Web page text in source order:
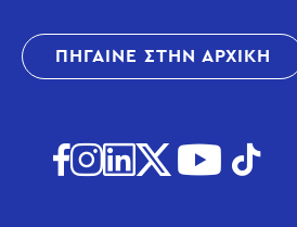
ΠΗΓΑΙΝΕ ΣΤΗΝ ΑΡΧΙΚΗ